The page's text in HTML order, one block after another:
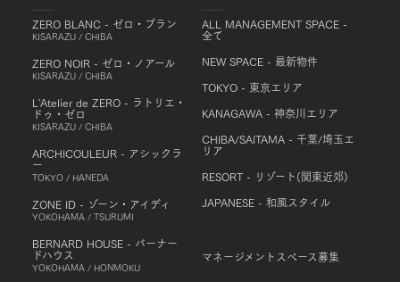
ZERO BLANC - ゼロ・ブラン
KISARAZU / CHIBA
ZERO NOIR - ゼロ・ノアール
KISARAZU / CHIBA
L'Atelier de ZERO - ラトリエ・
ドゥ・ゼロ
KISARAZU / CHIBA
ARCHICOULEUR - アシックラ
ー
TOKYO / HANEDA
ZONE ID - ゾーン・アイディ
YOKOHAMA / TSURUMI
BERNARD HOUSE - バーナー
ドハウス
YOKOHAMA / HONMOKU
ALL MANAGEMENT SPACE -
全て
NEW SPACE - 最新物件
TOKYO - 東京エリア
KANAGAWA - 神奈川エリア
CHIBA/SAITAMA - 千葉/埼玉エ
リア
RESORT - リゾート(関東近郊)
JAPANESE - 和風スタイル
マネージメントスペース募集